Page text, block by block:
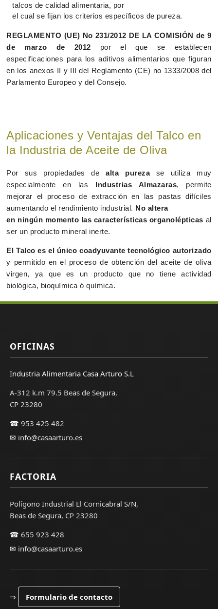
talcos de calidad alimentaria, por
el cual se fijan los criterios específicos de pureza.
REGLAMENTO (UE) No 231/2012 DE LA COMISIÓN de 9
de marzo de 2012 por el que se establecen
especificaciones para los aditivos alimentarios que figuran
en los anexos II y III del Reglamento (CE) no 1333/2008 del
Parlamento Europeo y del Consejo.
Aplicaciones y Ventajas del Talco en
la Industria de Aceite de Oliva
Por sus propiedades dealta purezase utiliza muy
especialmente en las Industrias Almazaras, permite
mejorar el proceso de extracción en las pastas difíciles
aumentando el rendimiento industrial. No altera
en ningún momento las características organolépticas al
ser un producto mineral inerte.
El Talco es el único coadyuvante tecnológico autorizado
y permitido en el proceso de obtención del aceite de oliva
virgen, ya que es un producto que no tiene actividad
biológica, bioquímica ó química.
OFICINAS
Industria Alimentaria Casa Arturo S.L
A-312 k.m 79.5 Beas de Segura,
CP 23280
☎ 953 425 482
✉ info@casaarturo.es
FACTORIA
Polígono Industrial El Cornicabral S/N,
Beas de Segura, CP 23280
☎ 655 923 428
✉ info@casaarturo.es
⇒ Formulario de contacto